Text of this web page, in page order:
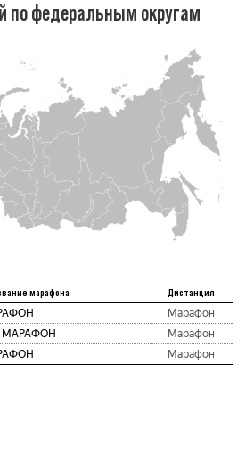
по федеральным округам
марафона Дистанция
Марафон
МАРАФОН Марафон
Марафон